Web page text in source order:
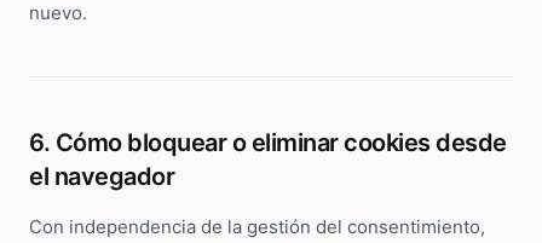
nuevo.
6. Cómo bloquear o eliminar cookies desde
el navegador
Con independencia de la gestión del consentimiento,